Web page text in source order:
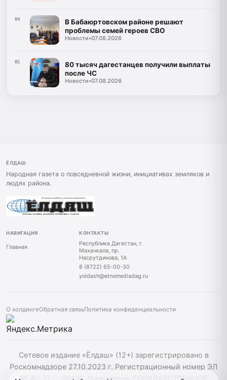
04
В Бабаюртовском районе решают
проблемы семей героев СВО
Новости•07.08.2026
05
80 тысяч дагестанцев получили выплаты
после ЧС
Новости•07.08.2026
ЁЛДАШ
Народная газета о повседневной жизни, инициативах земляков и
людях района.
НАВИГАЦИЯ
Главная
КОНТАКТЫ
Республика Дагестан, г.
Махачкала, пр.
Насрутдинова, 1А
8 (8722) 65-00-30
yoldash@etnomediadag.ru
О холдингеОбратная связьПолитика конфиденциальности
Сетевое издание «Ёлдаш» (12+) зарегистрировано в
Роскомнадзоре 27.10.2023 г. Регистрационный номер ЭЛ